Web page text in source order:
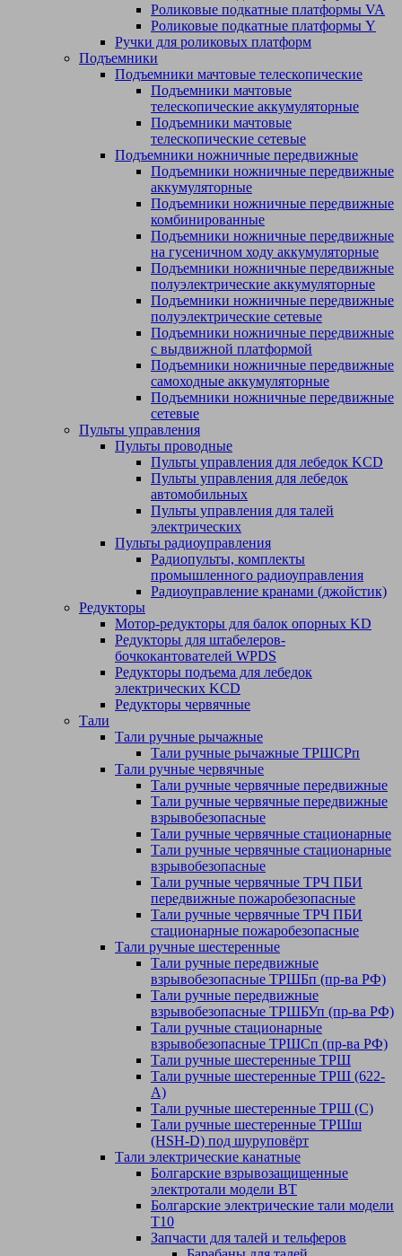
Роликовые подкатные платформы VA
Роликовые подкатные платформы Y
Ручки для роликовых платформ
Подъемники
Подъемники мачтовые телескопические
Подъемники мачтовые
телескопические аккумуляторные
Подъемники мачтовые
телескопические сетевые
Подъемники ножничные передвижные
Подъемники ножничные передвижные
аккумуляторные
Подъемники ножничные передвижные
комбинированные
Подъемники ножничные передвижные
на гусеничном ходу аккумуляторные
Подъемники ножничные передвижные
полуэлектрические аккумуляторные
Подъемники ножничные передвижные
полуэлектрические сетевые
Подъемники ножничные передвижные
с выдвижной платформой
Подъемники ножничные передвижные
самоходные аккумуляторные
Подъемники ножничные передвижные
сетевые
Пульты управления
Пульты проводные
Пульты управления для лебедок KCD
Пульты управления для лебедок
автомобильных
Пульты управления для талей
электрических
Пульты радиоуправления
Радиопульты, комплекты
промышленного радиоуправления
Радиоуправление кранами (джойстик)
Редукторы
Мотор-редукторы для балок опорных KD
Редукторы для штабелеров-
бочкокантователей WPDS
Редукторы подъема для лебедок
электрических KCD
Редукторы червячные
Тали
Тали ручные рычажные
Тали ручные рычажные ТРШСРп
Тали ручные червячные
Тали ручные червячные передвижные
Тали ручные червячные передвижные
взрывобезопасные
Тали ручные червячные стационарные
Тали ручные червячные стационарные
взрывобезопасные
Тали ручные червячные ТРЧ ПБИ
передвижные пожаробезопасные
Тали ручные червячные ТРЧ ПБИ
стационарные пожаробезопасные
Тали ручные шестеренные
Тали ручные передвижные
взрывобезопасные ТРШБп (пр-ва РФ)
Тали ручные передвижные
взрывобезопасные ТРШБУп (пр-ва РФ)
Тали ручные стационарные
взрывобезопасные ТРШСп (пр-ва РФ)
Тали ручные шестеренные ТРШ
Тали ручные шестеренные ТРШ (622-
A)
Тали ручные шестеренные ТРШ (С)
Тали ручные шестеренные ТРШш
(HSH-D) под шуруповёрт
Тали электрические канатные
Болгарские взрывозащищенные
электротали модели ВT
Болгарские электрические тали модели
T10
Запчасти для талей и тельферов